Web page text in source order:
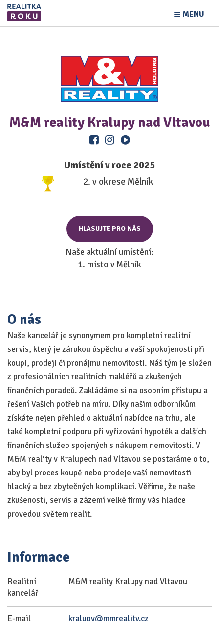
MENU
M&M reality Kralupy nad Vltavou
Umístění v roce 2025
2. v okrese Mělník
HLASUJTE PRO NÁS
Naše aktuální umístění:
1. místo v Mělník
O nás
Naše kancelář je synonymem pro kompletní realitní
servis, který je zárukou úspěchu a vaší spokojenosti při
koupi, prodeji či pronájmu nemovitosti. Náš tým je složen
z profesionálních realitních makléřů a zkušených
finančních poradců. Zakládáme si na osobním přístupu a
řešení Vašich potřeb na míru. Díky našim odborníkům
získáte nejen přehled o aktuální nabídce na trhu, ale
také kompletní podporu při vyřizování hypoték a dalších
finančních služeb spojených s nákupem nemovitosti. V
M&M reality v Kralupech nad Vltavou se postaráme o to,
aby byl proces koupě nebo prodeje vaší nemovitosti
hladký a bez zbytečných komplikací. Věříme, že naše
zkušenosti, servis a zázemí velké firmy vás hladce
provedou světem realit.
Informace
Realitní
kancelář
M&M reality Kralupy nad Vltavou
E-mail kralupy@mmreality.cz